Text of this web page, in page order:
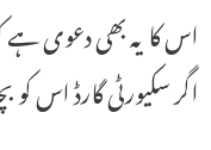
اس کا یہ بھی دعوی ہے
اگر سکیورٹی گارڈ اس